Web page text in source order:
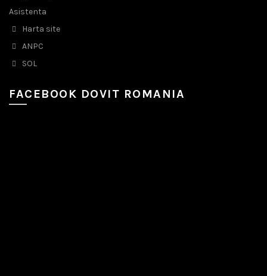
Asistenta
Harta site
ANPC
SOL
FACEBOOK DOVIT ROMANIA